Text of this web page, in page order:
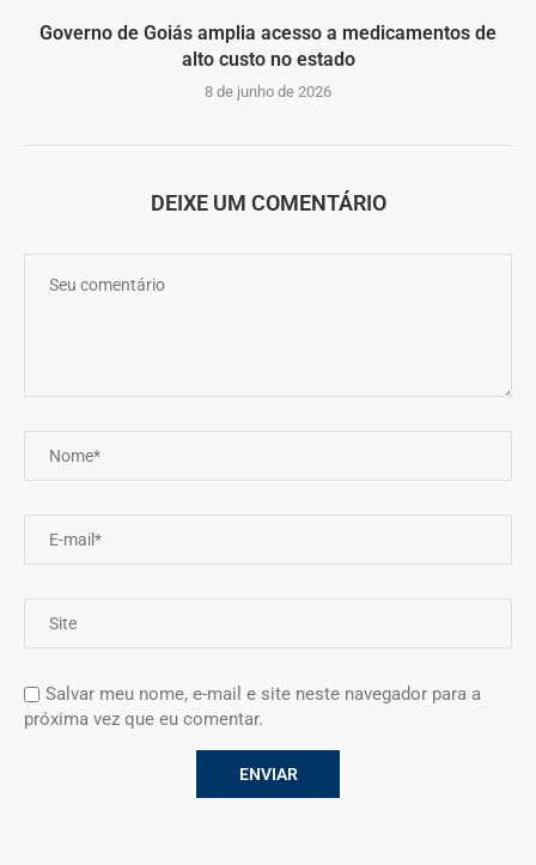
Governo de Goiás amplia acesso a medicamentos de
alto custo no estado
8 de junho de 2026
DEIXE UM COMENTÁRIO
Salvar meu nome, e-mail e site neste navegador para a
próxima vez que eu comentar.